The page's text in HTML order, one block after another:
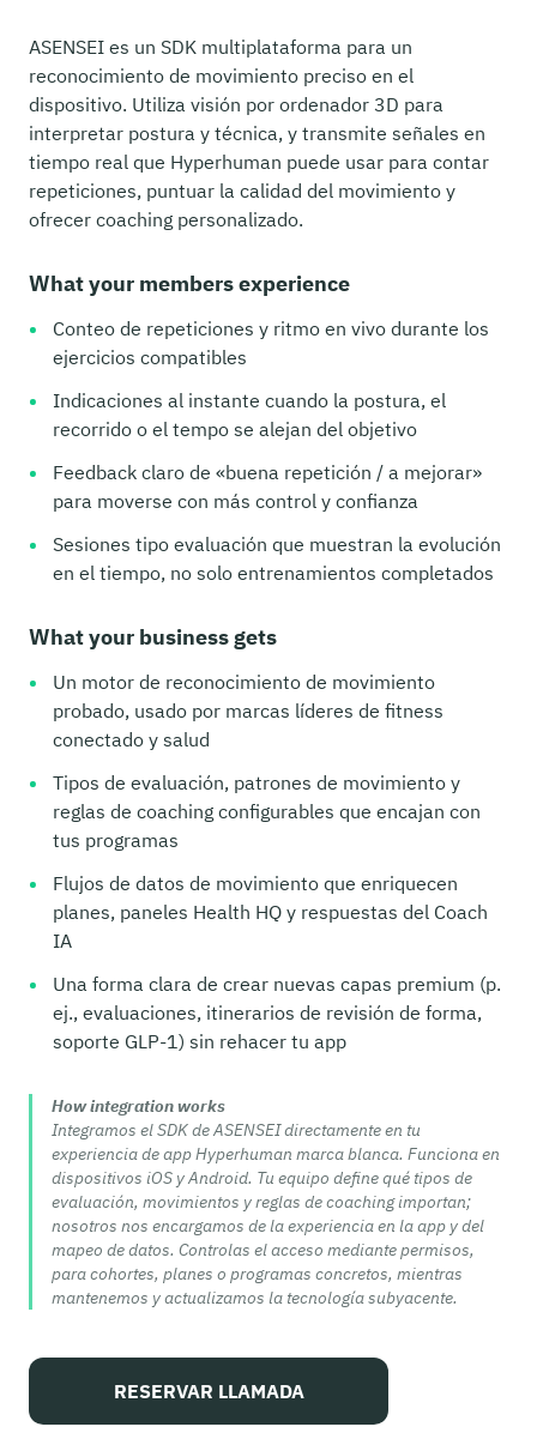
ASENSEI es un SDK multiplataforma para un
reconocimiento de movimiento preciso en el
dispositivo. Utiliza visión por ordenador 3D para
interpretar postura y técnica, y transmite señales en
tiempo real que Hyperhuman puede usar para contar
repeticiones, puntuar la calidad del movimiento y
ofrecer coaching personalizado.
What your members experience
Conteo de repeticiones y ritmo en vivo durante los
ejercicios compatibles
Indicaciones al instante cuando la postura, el
recorrido o el tempo se alejan del objetivo
Feedback claro de «buena repetición / a mejorar»
para moverse con más control y confianza
Sesiones tipo evaluación que muestran la evolución
en el tiempo, no solo entrenamientos completados
What your business gets
Un motor de reconocimiento de movimiento
probado, usado por marcas líderes de fitness
conectado y salud
Tipos de evaluación, patrones de movimiento y
reglas de coaching configurables que encajan con
tus programas
Flujos de datos de movimiento que enriquecen
planes, paneles Health HQ y respuestas del Coach
IA
Una forma clara de crear nuevas capas premium (p.
ej., evaluaciones, itinerarios de revisión de forma,
soporte GLP-1) sin rehacer tu app
How integration works
Integramos el SDK de ASENSEI directamente en tu
experiencia de app Hyperhuman marca blanca. Funciona en
dispositivos iOS y Android. Tu equipo define qué tipos de
evaluación, movimientos y reglas de coaching importan;
nosotros nos encargamos de la experiencia en la app y del
mapeo de datos. Controlas el acceso mediante permisos,
para cohortes, planes o programas concretos, mientras
mantenemos y actualizamos la tecnología subyacente.
RESERVAR LLAMADA